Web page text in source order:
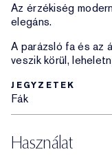
Az érzékiség
elegáns.
A parázsló fa és az
veszik körül,
JEGYZETEK
Fák
Használat